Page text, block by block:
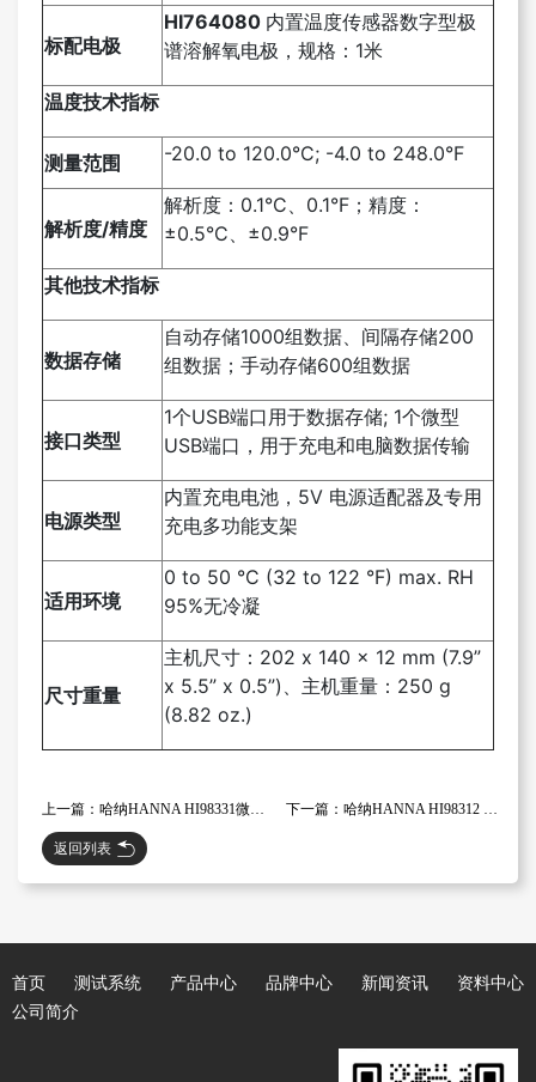
标配电极
HI764080 内置温度传感器数字型极
谱溶解氧电极，规格：1米
温度技术指标
测量范围 -20.0 to 120.0°C; -4.0 to 248.0°F
解析度/精度
解析度：0.1°C、0.1°F；精度：
±0.5°C、±0.9°F
其他技术指标
数据存储
自动存储1000组数据、间隔存储200
组数据；手动存储600组数据
接口类型
1个USB端口用于数据存储; 1个微型
USB端口，用于充电和电脑数据传输
电源类型
内置充电电池，5V 电源适配器及专用
充电多功能支架
适用环境
0 to 50 °C (32 to 122 °F) max. RH
95%无冷凝
尺寸重量
主机尺寸：202 x 140 x 12 mm (7.9”
x 5.5” x 0.5”)、主机重量：250 g
(8.82 oz.)
上一篇：哈纳HANNA HI98331微电脑土壤电导率EC -℃温度测定仪 下一篇：哈纳HANNA HI98312 高量程微电脑 EC-TDS-℃测定仪
返回列表
首页 测试系统 产品中心 品牌中心 新闻资讯
资料中心
公司简介